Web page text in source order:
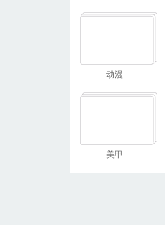
动漫
美甲